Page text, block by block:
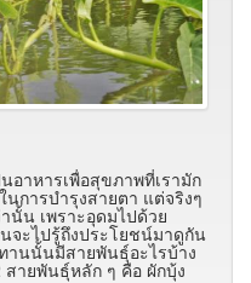
อาหารเพื่อสุขภาพที่เรามัก
การบำรุงสายตา แต่จริงๆ
น เพราะอุดมไปด้วย
ะไปรู้ถึงประโยชน์มาดูกัน
านนั้นมีสายพันธุ์อะไรบ้าง
สายพันธุ์หลัก ๆ คือ ผักบุ้ง